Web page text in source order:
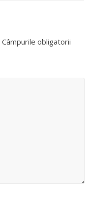
Câmpurile obligatorii